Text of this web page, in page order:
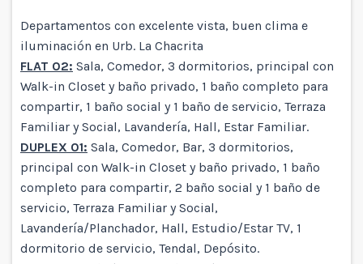
Departamentos con excelente vista, buen clima e
iluminación en Urb. La Chacrita
FLAT 02: Sala, Comedor, 3 dormitorios, principal con
Walk-in Closet y baño privado, 1 baño completo para
compartir, 1 baño social y 1 baño de servicio, Terraza
Familiar y Social, Lavandería, Hall, Estar Familiar.
DUPLEX 01: Sala, Comedor, Bar, 3 dormitorios,
principal con Walk-in Closet y baño privado, 1 baño
completo para compartir, 2 baño social y 1 baño de
servicio, Terraza Familiar y Social,
Lavandería/Planchador, Hall, Estudio/Estar TV, 1
dormitorio de servicio, Tendal, Depósito.